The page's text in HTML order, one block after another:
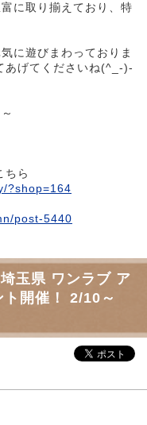
に取り揃えており、特
に遊びまわっておりま
あげてくださいね(^_-)-
ちら
?shop=164
post-5440
玉県 ワンラブ ア
開催！ 2/10～